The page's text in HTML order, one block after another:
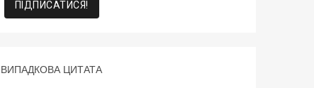
ВИПАДКОВА ЦИТАТА